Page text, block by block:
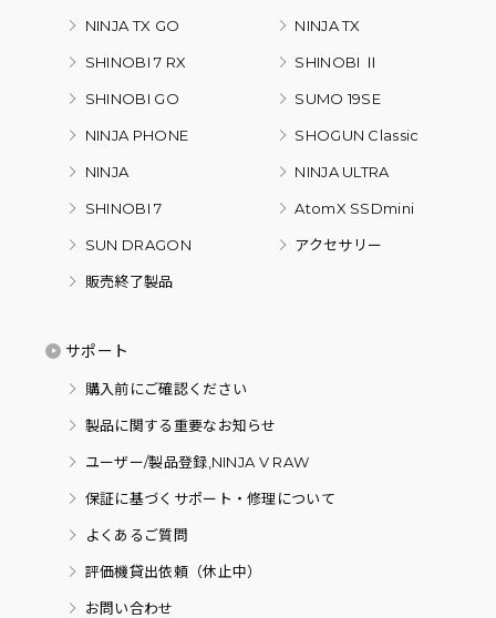
NINJA TX GO NINJA TX
SHINOBI 7 RX SHINOBI Ⅱ
SHINOBI GO SUMO 19SE
NINJA PHONE SHOGUN Classic
NINJA NINJA ULTRA
SHINOBI 7 AtomX SSDmini
SUN DRAGON アクセサリー
販売終了製品
サポート
購入前にご確認ください
製品に関する重要なお知らせ
ユーザー/製品登録,NINJA V RAW
保証に基づくサポート・修理について
よくあるご質問
評価機貸出依頼（休止中）
お問い合わせ